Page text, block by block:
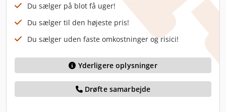
Du sælger på blot få uger!
Du sælger til den højeste pris!
Du sælger uden faste omkostninger og risici!
Yderligere oplysninger
Drøfte samarbejde